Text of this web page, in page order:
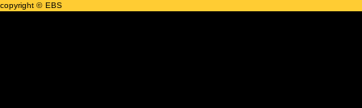
copyright © EBS